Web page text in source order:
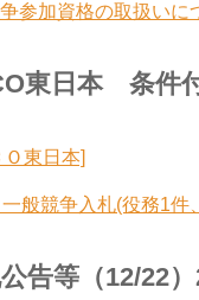
参加資格の取扱いに
東日本 条件
東日本]
般競争入札(役務1
告等（12/22）